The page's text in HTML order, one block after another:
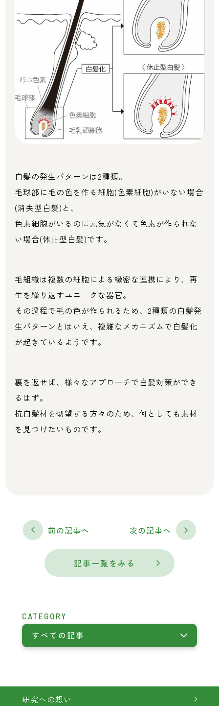
白髪の発生パターンは2種類。
毛球部に毛の色を作る細胞(色素細胞)がいない場合
(消失型白髪)と、
色素細胞がいるのに元気がなくて色素が作られな
い場合(休止型白髪)です。
毛組織は複数の細胞による緻密な連携により、再
生を繰り返すユニークな器官。
その過程で毛の色が作られるため、2種類の白髪発
生パターンとはいえ、複雑なメカニズムで白髪化
が起きているようです。
裏を返せば、様々なアプローチで白髪対策ができ
るはず。
抗白髪材を切望する方々のため、何としても素材
を見つけたいものです。
前の記事へ
記事一覧をみる
次の記事へ
CATEGORY
すべての記事
研究への想い